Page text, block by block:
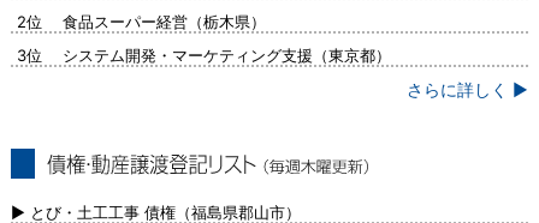
2位 食品スーパー経営（栃木県）
3位 システム開発・マーケティング支援（東京都）
さらに詳しく ▶
新）
▶ とび・土工工事 債権（福島県郡山市）